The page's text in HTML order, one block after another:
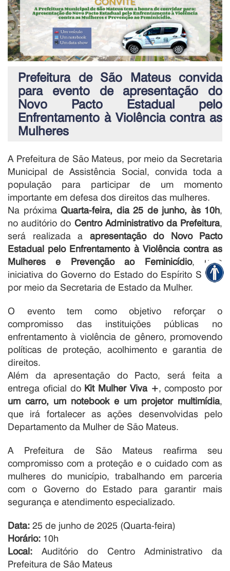
Prefeitura de São Mateus convida
para evento de apresentação do
Novo Pacto Estadual pelo
Enfrentamento à Violência contra as
Mulheres
A Prefeitura de São Mateus, por meio da Secretaria
Municipal de Assistência Social, convida toda a
população para participar de um momento
importante em defesa dos direitos das mulheres.
Na próxima Quarta-feira, dia 25 de junho, às 10h,
no auditório do Centro Administrativo da Prefeitura,
será realizada a apresentação do Novo Pacto
Estadual pelo Enfrentamento à Violência contra as
Mulheres e Prevenção ao Feminicídio, uma
iniciativa do Governo do Estado do Espírito Santo,
por meio da Secretaria de Estado da Mulher.
O evento tem como objetivo reforçar o
compromisso das instituições públicas no
enfrentamento à violência de gênero, promovendo
políticas de proteção, acolhimento e garantia de
direitos.
Além da apresentação do Pacto, será feita a
entrega oficial do Kit Mulher Viva +, composto por
um carro, um notebook e um projetor multimídia,
que irá fortalecer as ações desenvolvidas pelo
Departamento da Mulher de São Mateus.
A Prefeitura de São Mateus reafirma seu
compromisso com a proteção e o cuidado com as
mulheres do município, trabalhando em parceria
com o Governo do Estado para garantir mais
segurança e atendimento especializado.
Data: 25 de junho de 2025 (Quarta-feira)
Horário: 10h
Local: Auditório do Centro Administrativo da
Prefeitura de São Mateus